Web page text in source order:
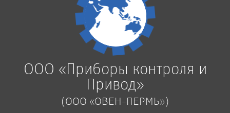
ООО «Приборы контроля и
Привод»
(ООО «ОВЕН-ПЕРМЬ»)